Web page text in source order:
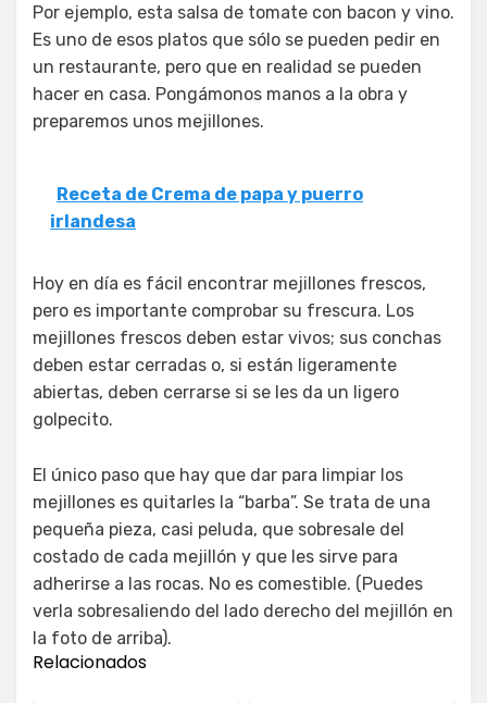
Por ejemplo, esta salsa de tomate con bacon y vino.
Es uno de esos platos que sólo se pueden pedir en
un restaurante, pero que en realidad se pueden
hacer en casa. Pongámonos manos a la obra y
preparemos unos mejillones.
Receta de Crema de papa y puerro
irlandesa
Hoy en día es fácil encontrar mejillones frescos,
pero es importante comprobar su frescura. Los
mejillones frescos deben estar vivos; sus conchas
deben estar cerradas o, si están ligeramente
abiertas, deben cerrarse si se les da un ligero
golpecito.
El único paso que hay que dar para limpiar los
mejillones es quitarles la “barba”. Se trata de una
pequeña pieza, casi peluda, que sobresale del
costado de cada mejillón y que les sirve para
adherirse a las rocas. No es comestible. (Puedes
verla sobresaliendo del lado derecho del mejillón en
la foto de arriba).
Relacionados